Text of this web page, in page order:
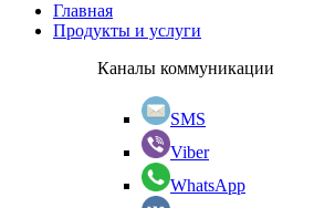
Главная
Продукты и услуги
Каналы коммуникации
SMS
Viber
WhatsApp